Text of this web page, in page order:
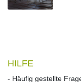
HILFE
- Häufig gestellte